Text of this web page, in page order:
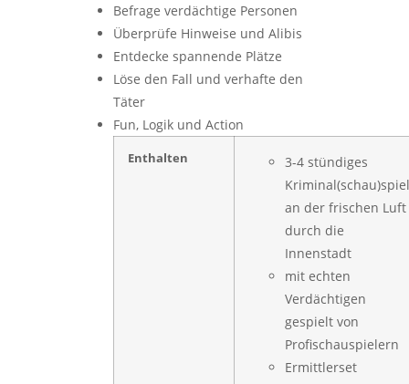
Befrage verdächtige Personen
Überprüfe Hinweise und Alibis
Entdecke spannende Plätze
Löse den Fall und verhafte den
Täter
Fun, Logik und Action
Enthalten
3-4 stündiges
Kriminal(schau)spiel
an der frischen Luft
durch die
Innenstadt
mit echten
Verdächtigen
gespielt von
Profischauspielern
Ermittlerset